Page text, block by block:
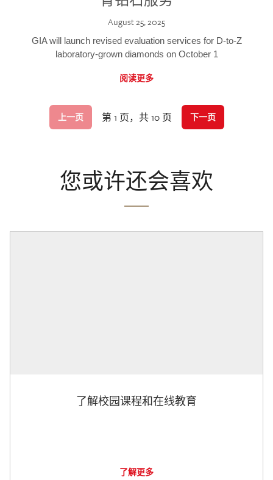
August 25, 2025
GIA will launch revised evaluation services for D-to-Z
laboratory-grown diamonds on October 1
阅读更多
上一页 第 1 页，共 10 页 下一页
您或许还会喜欢
了解校园课程和在线教育
了解更多